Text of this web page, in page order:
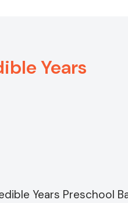
Years
Years Preschool